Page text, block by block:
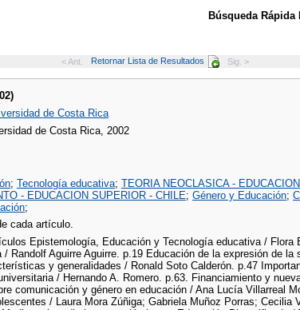
Búsqueda Rápida
< Ant. Retornar Lista de Resultados Sig. >
de Costa Rica
de Costa Rica, 2002
; Tecnología educativa; TEORIA NEOCLASICA - EDUCACION
- EDUCACION SUPERIOR - CHILE; Género y Educación;
;
cada artículo.
Epistemología, Educación y Tecnología educativa /
Randolf Aguirre Aguirre. p.19 Educación de la expresión de
y generalidades / Ronald Soto Calderón. p.47
/ Hernando A. Romero. p.63. Financiamiento y
comunicación y género en educación / Ana Lucía Villarreal
/ Laura Mora Zúñiga; Gabriela Muñoz Porras;